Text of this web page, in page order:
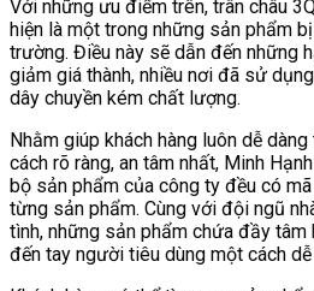
Với những ưu điểm trên, trân châu
hiện là một trong những sản phẩm
trường. Điều này sẽ dẫn đến những
giảm giá thành, nhiều nơi đã sử
dây chuyền kém chất lượng.
Nhằm giúp khách hàng luôn dễ
cách rõ ràng, an tâm nhất, Minh
bộ sản phẩm của công ty đều có
từng sản phẩm. Cùng với đội ngũ
tình, những sản phẩm chứa đầy
đến tay người tiêu dùng một cách dễ